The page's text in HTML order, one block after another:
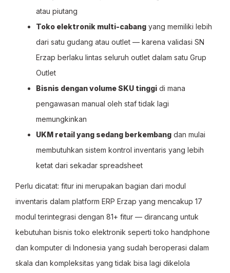
atau piutang
Toko elektronik multi-cabang yang memiliki lebih
dari satu gudang atau outlet — karena validasi SN
Erzap berlaku lintas seluruh outlet dalam satu Grup
Outlet
Bisnis dengan volume SKU tinggi di mana
pengawasan manual oleh staf tidak lagi
memungkinkan
UKM retail yang sedang berkembang dan mulai
membutuhkan sistem kontrol inventaris yang lebih
ketat dari sekadar spreadsheet
Perlu dicatat: fitur ini merupakan bagian dari modul
inventaris dalam platform ERP Erzap yang mencakup 17
modul terintegrasi dengan 81+ fitur — dirancang untuk
kebutuhan bisnis toko elektronik seperti toko handphone
dan komputer di Indonesia yang sudah beroperasi dalam
skala dan kompleksitas yang tidak bisa lagi dikelola